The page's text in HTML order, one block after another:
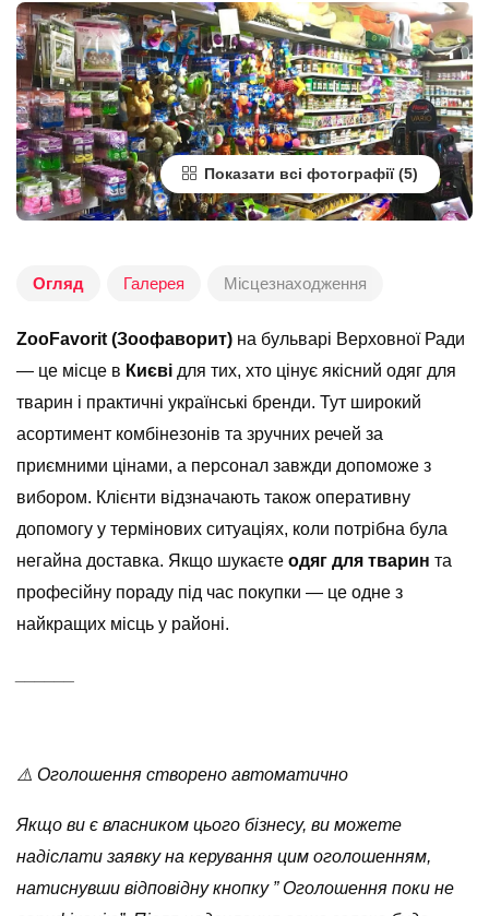
Показати всі фотографії
Огляд Галерея Місцезнаходження
ZooFavorit (Зоофаворит) на бульварі Верховної Ради
— це місце в Києві для тих, хто цінує якісний одяг для
тварин і практичні українські бренди. Тут широкий
асортимент комбінезонів та зручних речей за
приємними цінами, а персонал завжди допоможе з
вибором. Клієнти відзначають також оперативну
допомогу у термінових ситуаціях, коли потрібна була
негайна доставка. Якщо шукаєте одяг для тварин та
професійну пораду під час покупки — це одне з
найкращих місць у районі.
⚠️ Оголошення створено автоматично
Якщо ви є власником цього бізнесу, ви можете
надіслати заявку на керування цим оголошенням,
натиснувши відповідну кнопку ” Оголошення поки не